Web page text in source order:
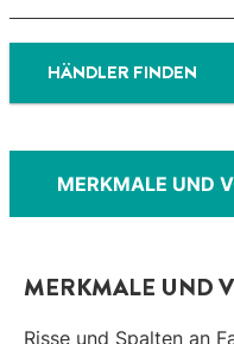
HÄNDLER FINDEN
MERKMALE UND
MERKMALE UND
Risse und Spalten an